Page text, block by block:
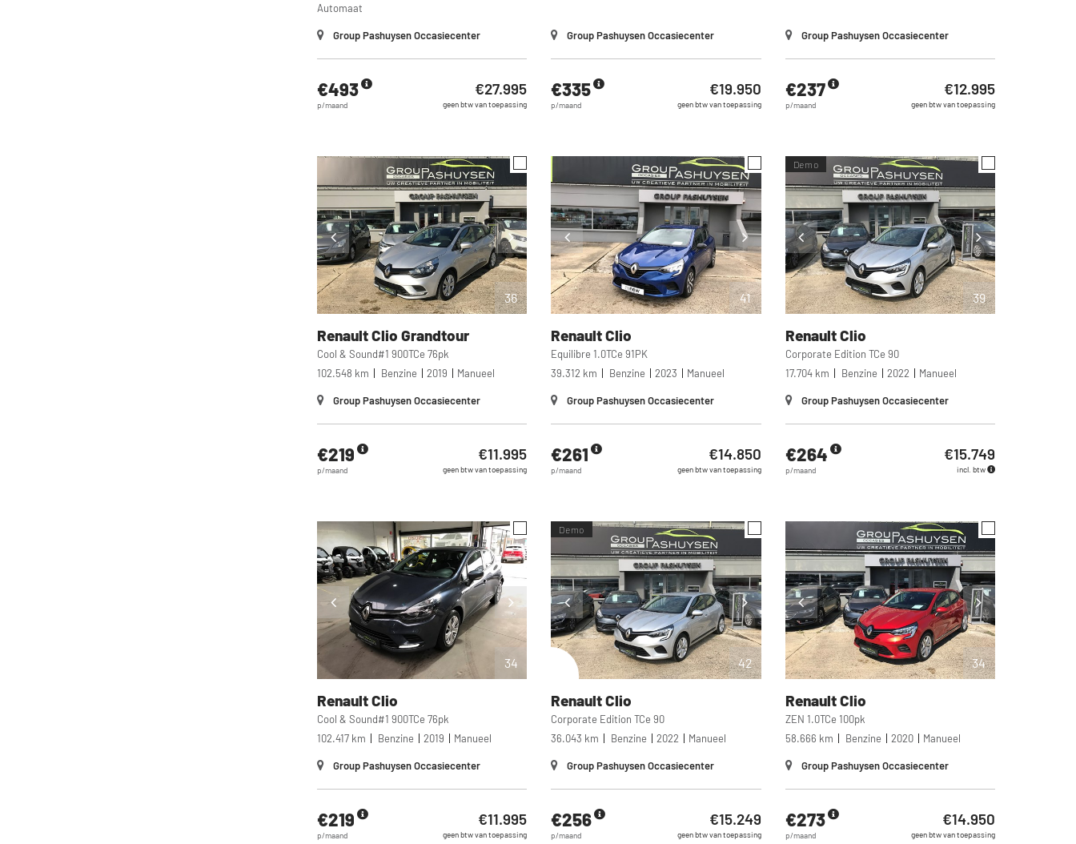
Automaat
Group Pashuysen Occasiecenter
€493
p/maand
€27.995
geen btw van toepassing
Group Pashuysen Occasiecenter
€335
p/maand
€19.950
geen btw van toepassing
Group Pashuysen Occasiecenter
€237
p/maand
€12.995
geen btw van toepassing
36
RenaultClio Grandtour
Cool & Sound#1 900TCe 76pk
102.548 km
Benzine 2019 Manueel
Group Pashuysen Occasiecenter
€219
p/maand
€11.995
geen btw van toepassing
41
RenaultClio
Equilibre 1.0TCe 91PK
39.312 km
Benzine 2023 Manueel
Group Pashuysen Occasiecenter
€261
p/maand
€14.850
geen btw van toepassing
39
Demo
RenaultClio
Corporate Edition TCe 90
17.704 km
Benzine 2022 Manueel
Group Pashuysen Occasiecenter
€264
p/maand
€15.749
incl. btw
34
RenaultClio
Cool & Sound#1 900TCe 76pk
102.417 km
Benzine 2019 Manueel
Group Pashuysen Occasiecenter
€219
p/maand
€11.995
geen btw van toepassing
42
Demo
RenaultClio
Corporate Edition TCe 90
36.043 km
Benzine 2022 Manueel
Group Pashuysen Occasiecenter
€256
p/maand
€15.249
geen btw van toepassing
34
RenaultClio
ZEN 1.0TCe 100pk
58.666 km
Benzine 2020 Manueel
Group Pashuysen Occasiecenter
€273
p/maand
€14.950
geen btw van toepassing